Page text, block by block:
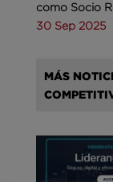
como Socio
30 Sep 2025
MÁS